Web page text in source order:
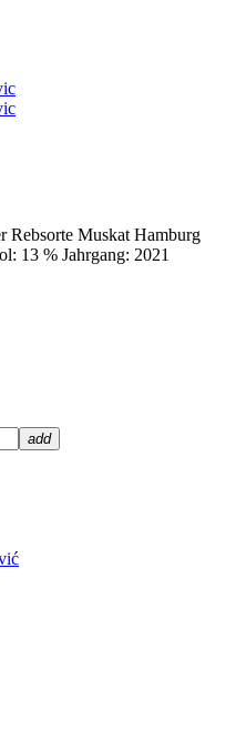
Rebsorte Muskat Hamburg
13 % Jahrgang: 2021
add